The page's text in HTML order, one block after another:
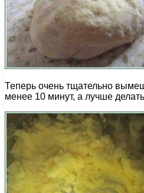
Теперь очень тщательно
менее 10 минут, а лучше